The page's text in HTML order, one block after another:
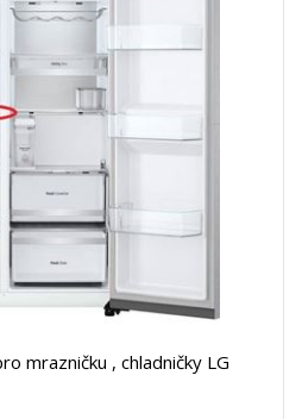
mrazničku , chladničky LG